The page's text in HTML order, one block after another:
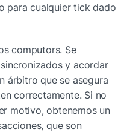
para cualquier tick dado
computors. Se
y acordar
árbitro que se asegura
correctamente. Si no
motivo, obtenemos un
que son